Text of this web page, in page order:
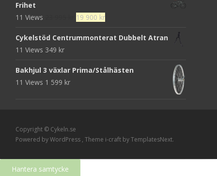
000 kr.
900 kr.
Frihet
11 Views
Det
priset
23
19 900 krDet
priset
19
Cykelstöd Centrummonterat Dubbelt Atran
11 Views 349 kr
Bakhjul 3 växlar Prima/Stålhästen
11 Views 1 599 kr
Copyright © Cykeln.se
Powered by WordPress , Theme i-craft by TemplatesNext.
Hantera samtycke